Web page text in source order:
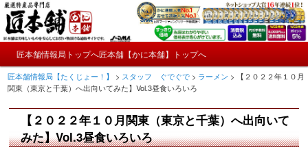
メ
イ
ン
ン
テ
ン
匠本舗情報局【たくじょー！】
かにやおせちについてのおもしろ情報や興味深い記事をお届けします。
ン
メ
メ
イ
ン
コ
匠本舗情報局トップへ匠本舗【かに本舗】トップへ
匠本舗情報局【たくじょー！】 > スタッフ ぐでぐで > ラーメン >
【２０２２年１０月
関東（東京と千葉）へ出向いてみた】Vol.3昼食いろいろ
【２０２２年１０月関東（東京と千葉）へ出向いて
みた】Vol.3昼食いろいろ